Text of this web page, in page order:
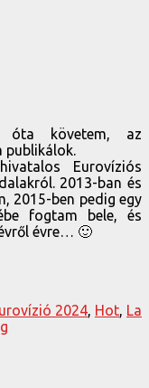
óta követem, az
publikálok.
Eurovíziós
2013-ban és
2015-ben pedig egy
fogtam bele, és
évre… 🙂
2024 Hot La